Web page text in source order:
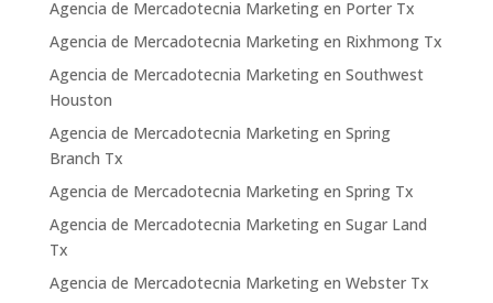
Agencia de Mercadotecnia Marketing en Porter Tx
Agencia de Mercadotecnia Marketing en Rixhmong Tx
Agencia de Mercadotecnia Marketing en Southwest
Houston
Agencia de Mercadotecnia Marketing en Spring
Branch Tx
Agencia de Mercadotecnia Marketing en Spring Tx
Agencia de Mercadotecnia Marketing en Sugar Land
Tx
Agencia de Mercadotecnia Marketing en Webster Tx